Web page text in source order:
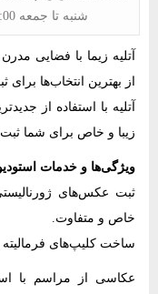
شنبه تا جمعه 10:00 الی 21:00
آتلیه زیما با فضایی
از بهترین انتخاب‌ها
آتلیه با استفاده از
زیبا و خاص برای شما
ویژگی‌ها و خدمات
ثبت عکس‌های
خاص و متفاوت.
ساخت کلیپ‌های
عکاسی از مراسم با